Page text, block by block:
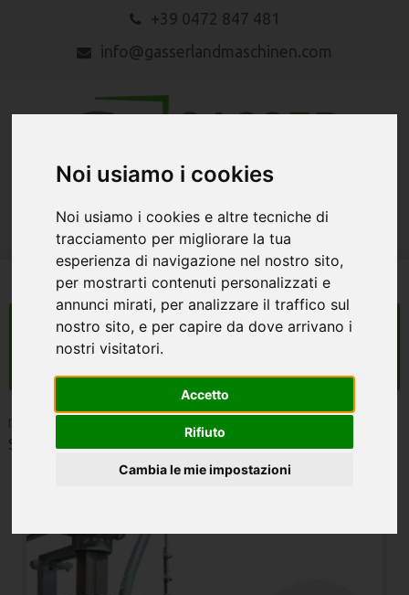
Noi usiamo i cookies
Noi usiamo i cookies e altre tecniche di
tracciamento per migliorare la tua
esperienza di navigazione nel nostro sito,
per mostrarti contenuti personalizzati e
annunci mirati, per analizzare il traffico sul
nostro sito, e per capire da dove arrivano i
nostri visitatori.
Accetto
Rifiuto
Cambia le mie impostazioni
+39 0472 847 481
info@gasserlandmaschinen.com
MENU
macchine agricole
macchine nuove
Scoprite le nostre macchine agricole nuove: